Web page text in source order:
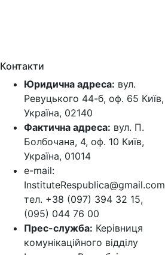
Контакти
Юридична адреса: вул.
Ревуцького 44-б, оф. 65 Київ,
Україна, 02140
Фактична адреса: вул. П.
Болбочана, 4, оф. 10 Київ,
Україна, 01014
e-mail:
InstituteRespublica@gmail.com
тел. +38 (097) 394 32 15,
(095) 044 76 00
Прес-служба: Керівниця
комунікаційного відділу